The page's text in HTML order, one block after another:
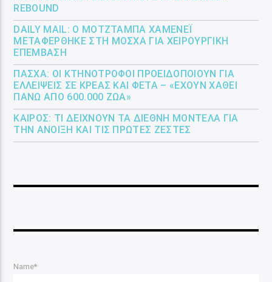
REBOUND
DAILY MAIL: Ο ΜΟΤΖΤΆΜΠΑ ΧΑΜΕΝΕΪ́
ΜΕΤΑΦΈΡΘΗΚΕ ΣΤΗ ΜΌΣΧΑ ΓΙΑ ΧΕΙΡΟΥΡΓΙΚΉ
ΕΠΈΜΒΑΣΗ
ΠΆΣΧΑ: ΟΙ ΚΤΗΝΟΤΡΌΦΟΙ ΠΡΟΕΙΔΟΠΟΙΟΎΝ ΓΙΑ
ΕΛΛΕΊΨΕΙΣ ΣΕ ΚΡΈΑΣ ΚΑΙ ΦΈΤΑ – «ΈΧΟΥΝ ΧΑΘΕΊ
ΠΆΝΩ ΑΠΌ 600.000 ΖΏΑ»
ΚΑΙΡΌΣ: ΤΙ ΔΕΊΧΝΟΥΝ ΤΑ ΔΙΕΘΝΉ ΜΟΝΤΈΛΑ ΓΙΑ
ΤΗΝ ΆΝΟΙΞΗ ΚΑΙ ΤΙΣ ΠΡΏΤΕΣ ΖΈΣΤΕΣ
Name*